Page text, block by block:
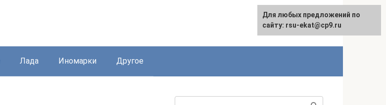
English
Лада Иномарки Другое
Для любых предложений по
сайту: rsu-ekat@cp9.ru